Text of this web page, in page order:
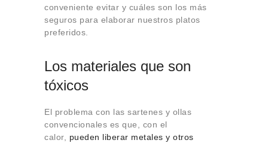
conveniente evitar y cuáles son los más
seguros para elaborar nuestros platos
preferidos.
Los materiales que son
tóxicos
El problema con las sartenes y ollas
convencionales es que, con el
calor, pueden liberar metales y otros